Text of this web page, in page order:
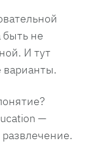
не
И тут
—